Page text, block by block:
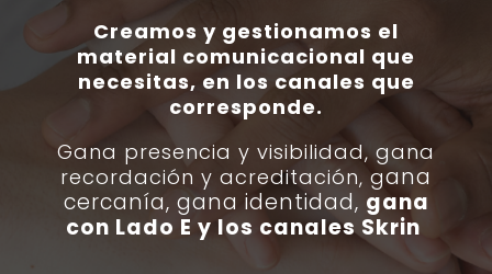
Creamos y gestionamos el
material comunicacional que
necesitas, en los canales que
corresponde.
Gana presencia y visibilidad, gana
recordación y acreditación, gana
cercanía, gana identidad, gana
con Lado E y los canales Skrin